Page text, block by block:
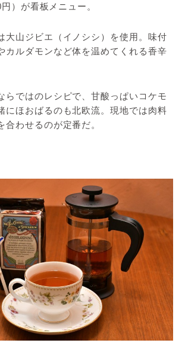
）が看板メニュー。
大山ジビエ（イノシシ）を使用。味付
カルダモンなど体を温めてくれる香辛
らではのレシピで、甘酸っぱいコケモ
にほおばるのも北欧流。現地では肉料
合わせるのが定番だ。